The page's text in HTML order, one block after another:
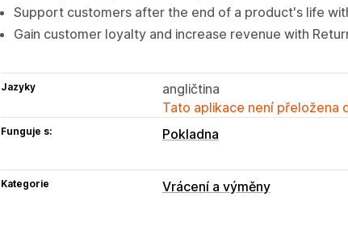
Support customers after the end of a product's life
Gain customer loyalty and increase revenue with
Jazyky
angličtina
Tato aplikace není přeložena
Funguje s: Pokladna
Kategorie Vrácení a výměny